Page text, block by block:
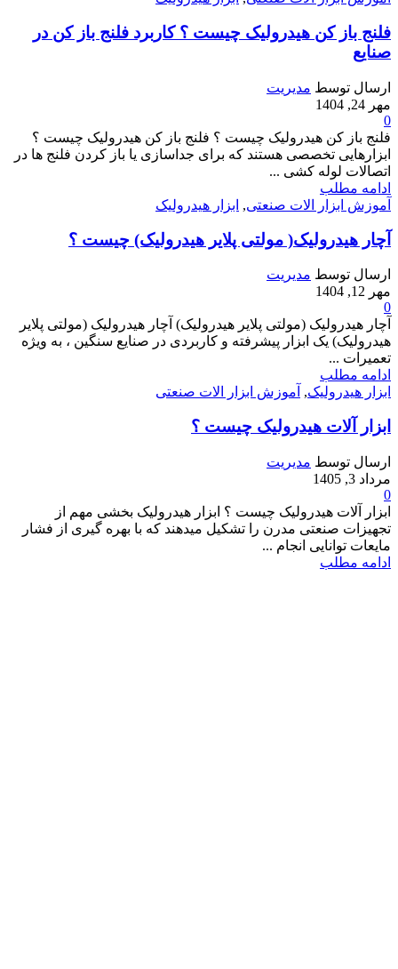
فلنج باز کن هیدرولیک چیست ؟ کاربرد فلنج باز کن در
صنایع
ارسال توسط مدیریت
مهر 24, 1404
0
فلنج باز کن هیدرولیک چیست ؟ فلنج باز کن هیدرولیک چیست ؟
ابزارهایی تخصصی هستند که برای جداسازی یا باز کردن فلنج ها در
اتصالات لوله کشی ...
ادامه مطلب
آموزش ابزار الات صنعتی, ابزار هیدرولیک
آچار هیدرولیک( مولتی پلایر هیدرولیک) چیست ؟
ارسال توسط مدیریت
مهر 12, 1404
0
آچار هیدرولیک (مولتی پلایر هیدرولیک) آچار هیدرولیک (مولتی پلایر
هیدرولیک) یک ابزار پیشرفته و کاربردی در صنایع سنگین ، به ویژه
تعمیرات ...
ادامه مطلب
ابزار هیدرولیک, آموزش ابزار الات صنعتی
ابزار آلات هیدرولیک چیست ؟
ارسال توسط مدیریت
مرداد 3, 1405
0
ابزار آلات هیدرولیک چیست ؟ ابزار هیدرولیک بخشی مهم از
تجهیزات صنعتی مدرن را تشکیل میدهند که با بهره گیری از فشار
مایعات توانایی انجام ...
ادامه مطلب